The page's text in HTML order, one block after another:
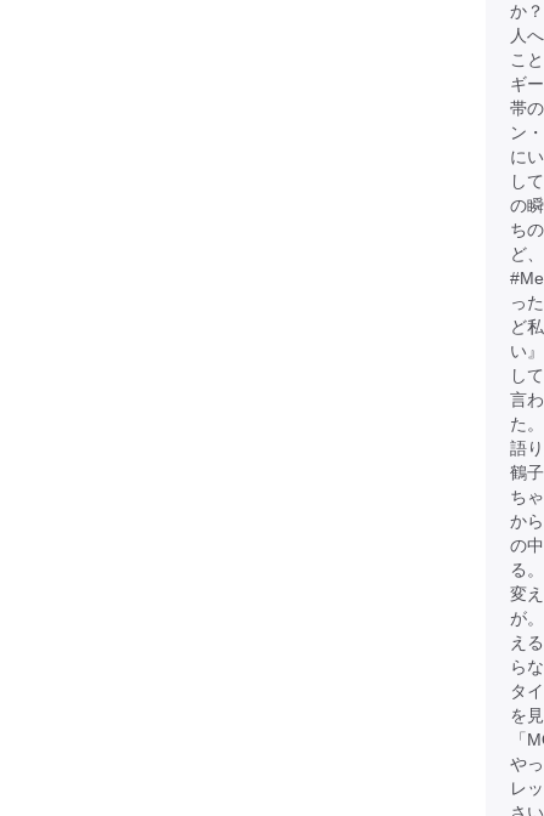
か
人
こ
ギ
帯
ン
に
し
の
ち
ど
っ
ど
い
し
言
た
語
鶴
ち
か
の
る
変
が
え
ら
タ
を
「
や
レ